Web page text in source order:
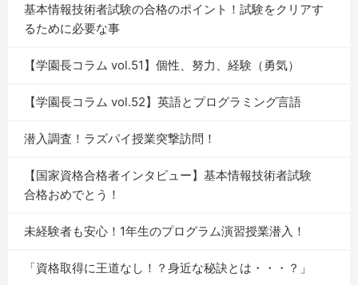
基本情報技術者試験の合格のポイント！試験をクリアす
るために必要な事
【学園長コラム vol.51】個性、努力、経験（勇気）
【学園長コラム vol.52】英語とプログラミング言語
潜入調査！ラズパイ授業突撃訪問！
【国家資格合格者インタビュー】基本情報技術者試験
合格おめでとう！
未経験者も安心！1年生のプログラム演習授業潜入！
「資格取得に王道なし！？身近な秘訣とは・・・？」